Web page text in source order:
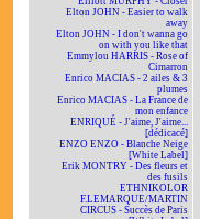
Elton JOHN - Easier to walk
away
Elton JOHN - I don't wanna go
on with you like that
Emmylou HARRIS - Rose of
Cimarron
Enrico MACIAS - 2 ailes & 3
plumes
Enrico MACIAS - La France de
mon enfance
ENRIQUÉ - J'aime, J'aime...
[dédicacé]
ENZO ENZO - Blanche Neige
[White Label]
Erik MONTRY - Des fleurs et
des fusils
ETHNIKOLOR
F.LEMARQUE/MARTIN
CIRCUS - Succès de Paris